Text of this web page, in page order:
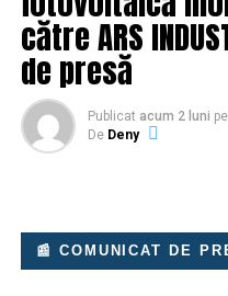
proces. Toate cele trei
în prezent certificarea
Compania intenționează
pentru șoferii din
Mai multe imagini și
către ARS
de presă
Publicat acum 2 luni pe
De Deny
📰 COMUNICAT DE